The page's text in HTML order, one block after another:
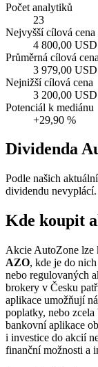
Počet analytiků
23
Nejvyšší cílová cena
4 800,00 USD
Průměrná cílová cena
3 979,00 USD
Nejnižší cílová cena
3 200,00 USD
Potenciál k mediánu
+29,90 %
Dividenda
Podle našich
dividendu nevyplácí.
Kde koupit
Akcie AutoZone lze
AZO, kde je do
nebo regulovaných
brokery v Česku
aplikace umožňují
poplatky, nebo
bankovní aplikace
i investice do akcií
finanční možnosti a